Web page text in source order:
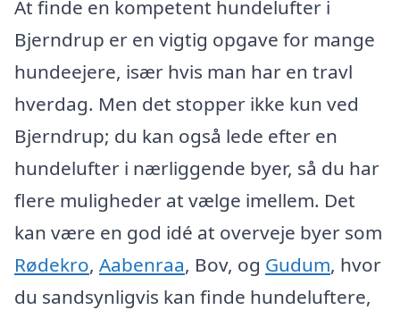
At finde en kompetent hundelufter i
Bjerndrup er en vigtig opgave for mange
hundeejere, især hvis man har en travl
hverdag. Men det stopper ikke kun ved
Bjerndrup; du kan også lede efter en
hundelufter i nærliggende byer, så du har
flere muligheder at vælge imellem. Det
kan være en god idé at overveje byer som
Rødekro, Aabenraa, Bov, og Gudum, hvor
du sandsynligvis kan finde hundeluftere,